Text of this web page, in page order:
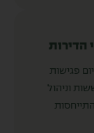
הדירות
פגישות
וניהול